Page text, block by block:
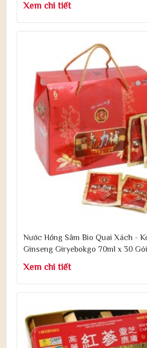
Xem chi tiết
Nước Hồng Sâm Bio Quai Xách -
Ginseng Giryebokgo 70ml x 30 Gói
Xem chi tiết